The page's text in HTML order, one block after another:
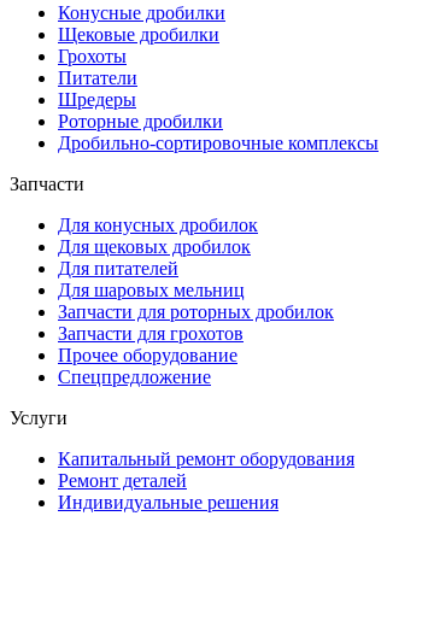
Конусные дробилки
Щековые дробилки
Грохоты
Питатели
Шредеры
Роторные дробилки
Дробильно-сортировочные комплексы
Запчасти
Для конусных дробилок
Для щековых дробилок
Для питателей
Для шаровых мельниц
Запчасти для роторных дробилок
Запчасти для грохотов
Прочее оборудование
Спецпредложение
Услуги
Капитальный ремонт оборудования
Ремонт деталей
Индивидуальные решения